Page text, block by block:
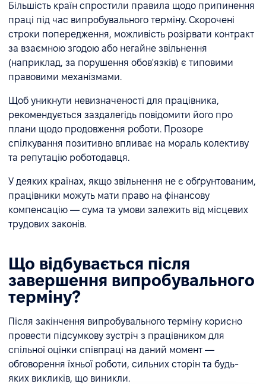
Більшість країн спростили правила щодо припинення
праці під час випробувального терміну. Скорочені
строки попередження, можливість розірвати контракт
за взаємною згодою або негайне звільнення
(наприклад, за порушення обов'язків) є типовими
правовими механізмами.
Щоб уникнути невизначеності для працівника,
рекомендується заздалегідь повідомити його про
плани щодо продовження роботи. Прозоре
спілкування позитивно впливає на мораль колективу
та репутацію роботодавця.
У деяких країнах, якщо звільнення не є обґрунтованим,
працівники можуть мати право на фінансову
компенсацію — сума та умови залежить від місцевих
трудових законів.
Що відбувається після
завершення випробувального
терміну?
Після закінчення випробувального терміну корисно
провести підсумкову зустріч з працівником для
спільної оцінки співпраці на даний момент —
обговорення їхньої роботи, сильних сторін та будь-
яких викликів, що виникли.